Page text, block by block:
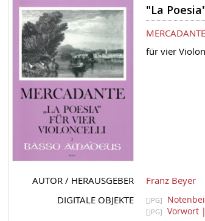
"La
für vier
AUTOR / HERAUSGEBER
Franz Beyer
DIGITALE OBJEKTE
[JPG]
[JPG] Vorwort